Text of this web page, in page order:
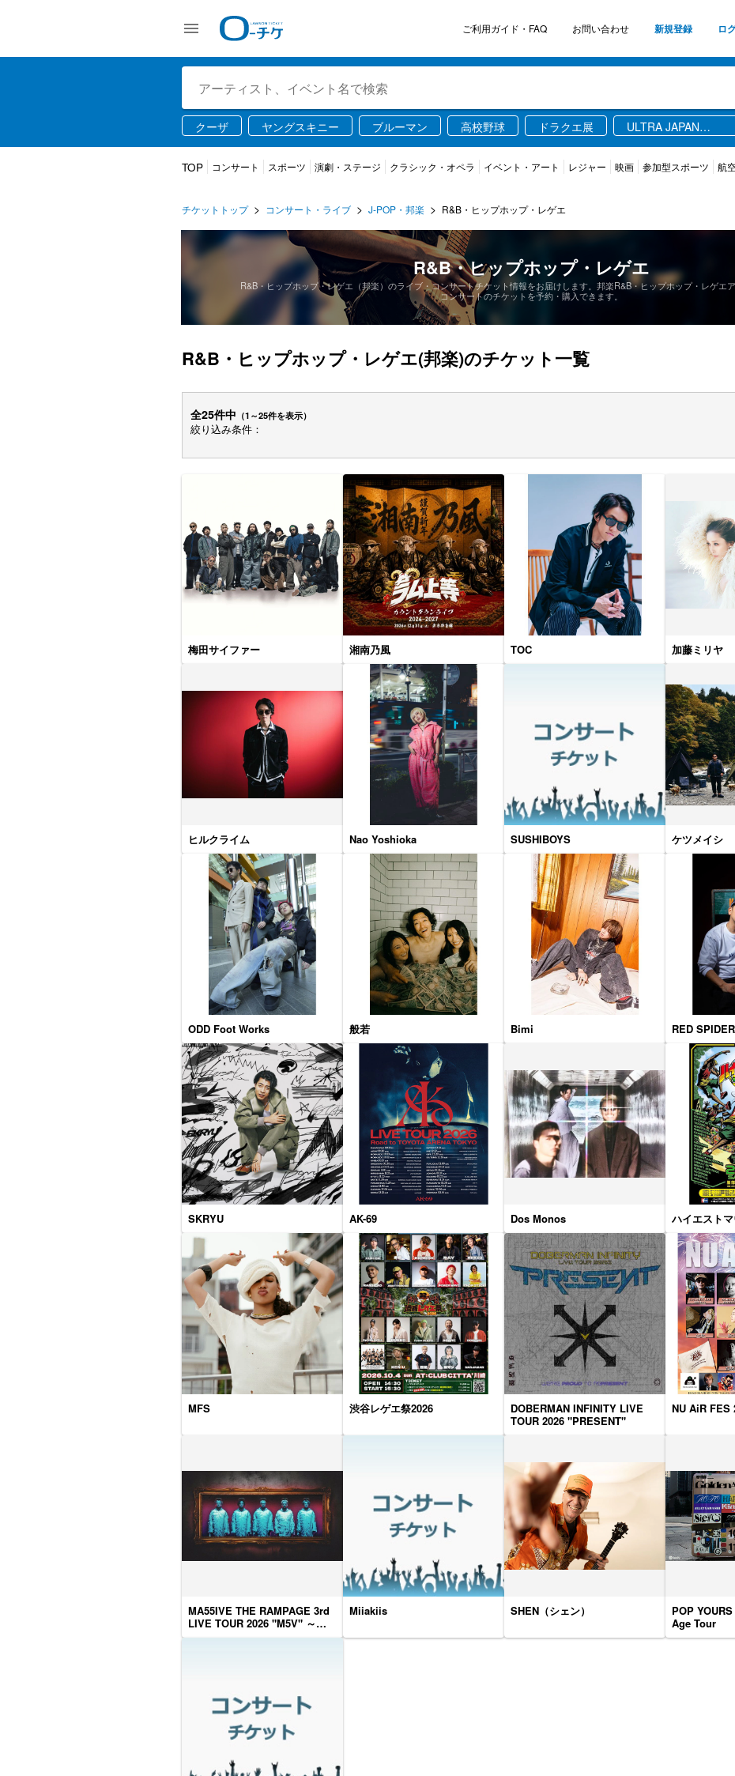
ご利用ガイド・FAQ お問い合わせ 新規登録 ロ
クーザ ヤングスキニー ブルーマン 高校野球 ドラクエ展
ULTRA JAPAN
2026
TWS
USJ ライブ配信
TOP コンサート スポーツ 演劇・ステージ クラシック・オペラ イベント・アート レジャー 映画 参加型スポーツ 航
チケットトップ コンサート・ライブ J-POP・邦楽 R&B・ヒップホップ・レゲエ
R&B・ヒップホップ・レゲエ
R&B・ヒップホップ・レゲエ（邦楽）のライブ・コンサートチケット情報をお届けします。邦楽R&B・ヒップホップ・レゲエア
コンサートのチケットを予約・購入できます。
R&B・ヒップホップ・レゲエ(邦楽)のチケット一覧
全25件中 （1～25件を表示）
絞り込み条件：
梅田サイファー 湘南乃風 TOC 加藤ミリヤ
ヒルクライム Nao Yoshioka SUSHIBOYS ケツメイシ
ODD Foot Works 般若 Bimi RED SPIDER
SKRYU AK-69 Dos Monos ハイエスト
MFS 渋谷レゲエ祭2026
DOBERMAN INFINITY LIVE
TOUR 2026 "PRESENT"
NU AiR FES
MA55IVE THE RAMPAGE 3rd
LIVE TOUR 2026 "M5V" ～
DEPARTURE～
Miiakiis SHEN（シェン）
POP
Age Tour